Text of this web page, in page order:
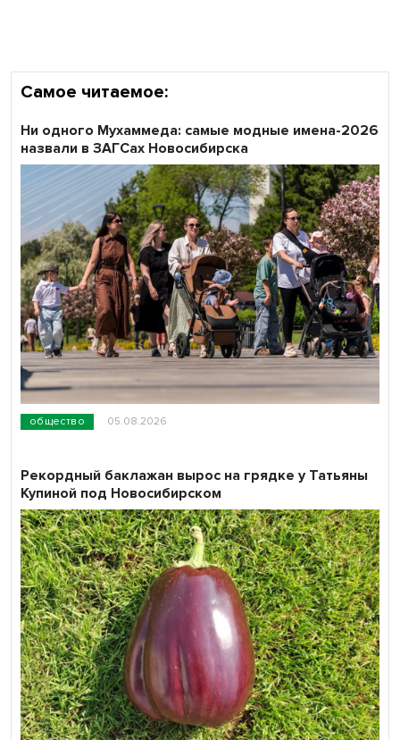
Самое читаемое:
общество 05.08.2026
Ни одного Мухаммеда: самые модные имена-2026
назвали в ЗАГСах Новосибирска
Рекордный баклажан вырос на грядке у Татьяны
Купиной под Новосибирском